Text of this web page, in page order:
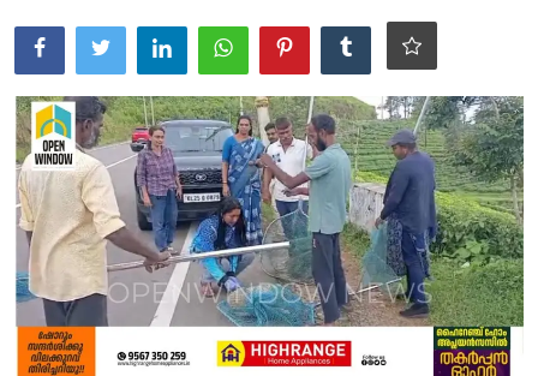
ആരോഗ്യം
Gallery